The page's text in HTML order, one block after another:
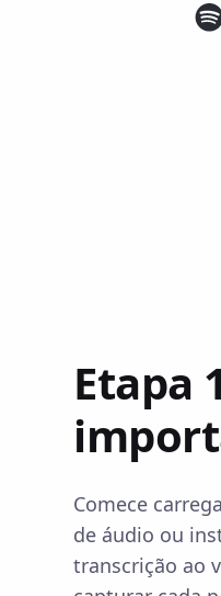
Etapa
Comece
de áudio ou
transcrição ao